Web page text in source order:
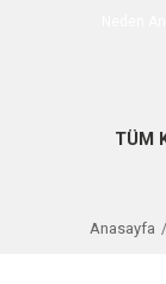
TÜM
Anasayfa